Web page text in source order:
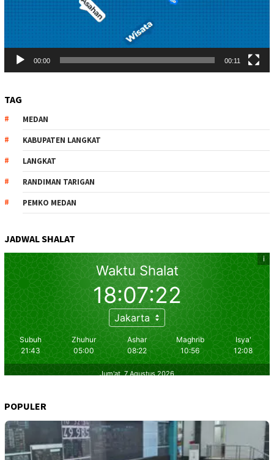
00:00 00:11
TAG
MEDAN
KABUPATEN LANGKAT
LANGKAT
RANDIMAN TARIGAN
PEMKO MEDAN
JADWAL SHALAT
POPULER